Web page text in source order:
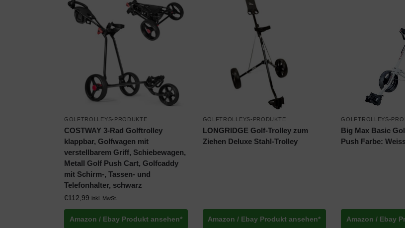
GOLFTROLLEYS-PRODUKTE
COSTWAY 3-Rad Golftrolley
klappbar, Golfwagen mit
verstellbarem Griff, Schiebewagen,
Metall Golf Push Cart, Golfcaddy
mit Schirm-, Tassen- und
Telefonhalter, schwarz
€112,99 inkl. MwSt.
Amazon / Ebay Produkt ansehen*
GOLFTROLLEYS-PRODUKTE
LONGRIDGE Golf-Trolley zum
Ziehen Deluxe Stahl-Trolley
Amazon / Ebay Produkt ansehen*
GOLFTROLLEYS-
Big Max Basic
Push Farbe:
Amazon / Ebay